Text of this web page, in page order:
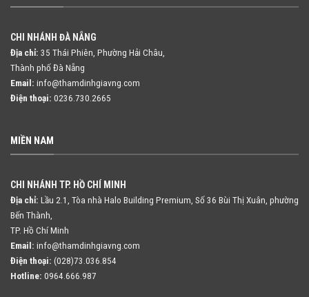
CHI NHÁNH ĐÀ NẴNG
Địa chỉ: 35 Thái Phiên, Phường Hải Châu,
Thành phố Đà Nẵng
Email: info@thamdinhgiavng.com
Điện thoại: 0236.730.2665
MIỀN NAM
CHI NHÁNH TP. HỒ CHÍ MINH
Địa chỉ: Lầu 2.1, Tòa nhà Halo Building Premium, Số 36 Bùi Thị Xuân, phường
Bến Thành,
TP. Hồ Chí Minh
Email: info@thamdinhgiavng.com
Điện thoại: (028)73.036.854
Hotline: 0964.666.987